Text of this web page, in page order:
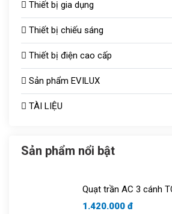
Thiết bị gia dụng
Thiết bị chiếu sáng
Thiết bị điện cao cấp
Đèn chiếu sáng TOT
Công tắc ổ cắm
Quạt thông gió
Sản phẩm EVILUX
Bóng sưởi
Bóng bulb
TÀI LIỆU
Sản phẩm nổi bật
Quạt trần AC 3 cánh
1.420.000 đ